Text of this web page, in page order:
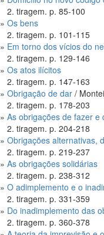
2. tiragem. p. 85-100
»Os bens
2. tiragem. p. 101-115
» Em torno dos vícios do
2. tiragem. p. 129-146
»Os atos ilícitos
2. tiragem. p. 147-163
»Obrigação de dar /
2. tiragem. p. 178-203
»As obrigações de fazer e
2. tiragem. p. 204-218
»Obrigações alternativas,
2. tiragem. p. 219-237
»As obrigações solidárias
2. tiragem. p. 238-312
»O adimplemento e o
2. tiragem. p. 331-359
» Do inadimplemento das
2. tiragem. p. 360-378